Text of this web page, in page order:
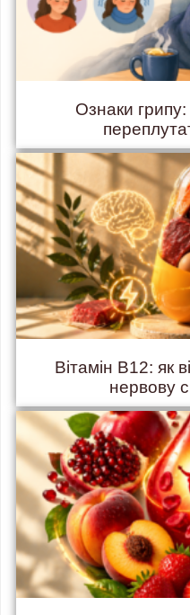
Ознаки грипу:
Вітамін B12: як
нервову